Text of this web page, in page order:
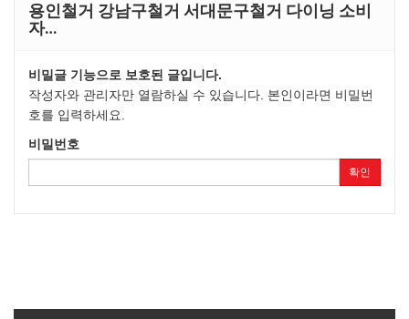
용인철거 강남구철거 서대문구철거 다이닝 소비
자…
비밀글 기능으로 보호된 글입니다.
작성자와 관리자만 열람하실 수 있습니다. 본인이라면 비밀번
호를 입력하세요.
비밀번호
확인